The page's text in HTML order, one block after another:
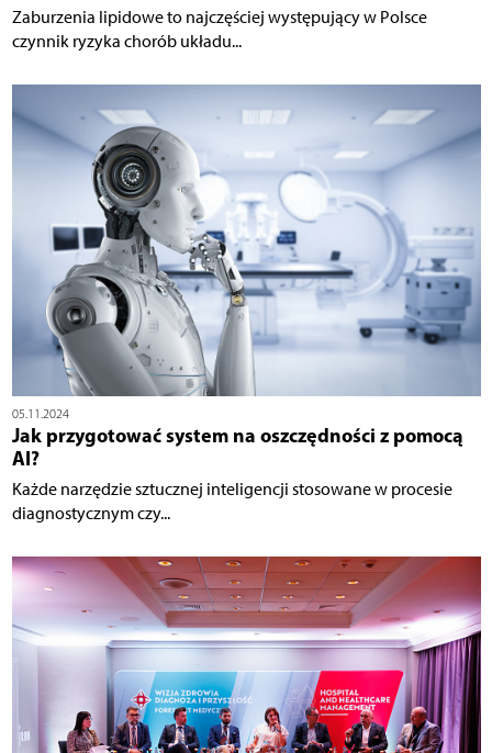
Zaburzenia lipidowe to najczęściej występujący w Polsce
czynnik ryzyka chorób układu...
05.11.2024
Jak przygotować system na oszczędności z pomocą
AI?
Każde narzędzie sztucznej inteligencji stosowane w procesie
diagnostycznym czy...